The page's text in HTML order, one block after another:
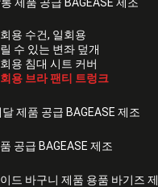
용 수건, 일회용
수 있는 변좌 덮개
용 침대 시트 커버
용 브라 팬티 트렁크
제품 공급 BAGEASE 제조
공급 BAGEASE 제조
드 바구니 제품 용품 바기즈 제